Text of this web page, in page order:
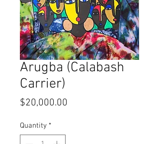
Arugba (Calabash
Carrier)
$20,000.00
Quantity *